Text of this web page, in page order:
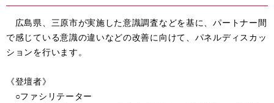
広島県、三原市が実施した意識調査などを基に、パートナー間
で感じている意識の違いなどの改善に向けて、パネルディスカッ
ションを行います。
《登壇者》
○ファシリテーター